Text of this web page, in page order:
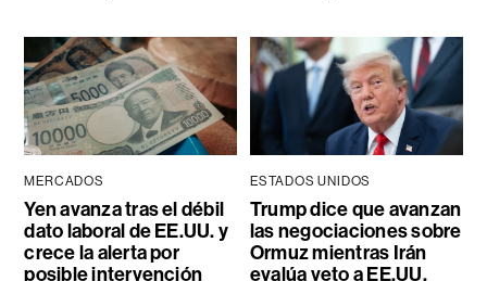
MERCADOS
Yen avanza tras el débil
dato laboral de EE.UU. y
crece la alerta por
posible intervención
ESTADOS UNIDOS
Trump dice que avanzan
las negociaciones sobre
Ormuz mientras Irán
evalúa veto a EE.UU.